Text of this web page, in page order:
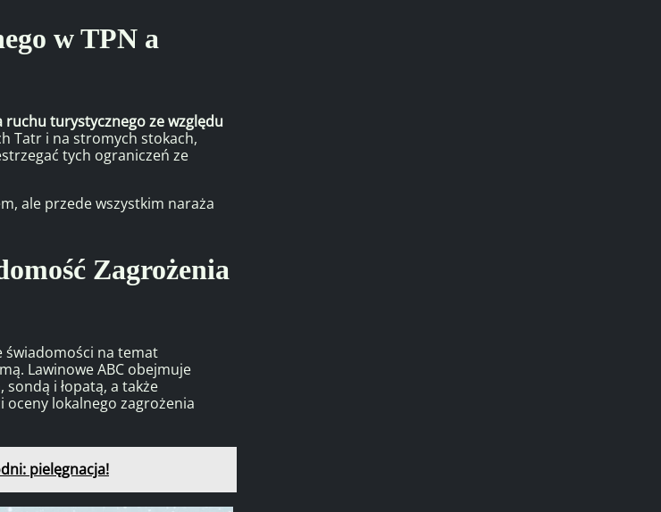
w TPN a
turystycznego ze względu
Tatr i na stromych stokach,
tych ograniczeń ze
ale przede wszystkim naraża
Zagrożenia
świadomości na temat
Lawinowe ABC obejmuje
i łopatą, a także
lokalnego zagrożenia
pielęgnacja!